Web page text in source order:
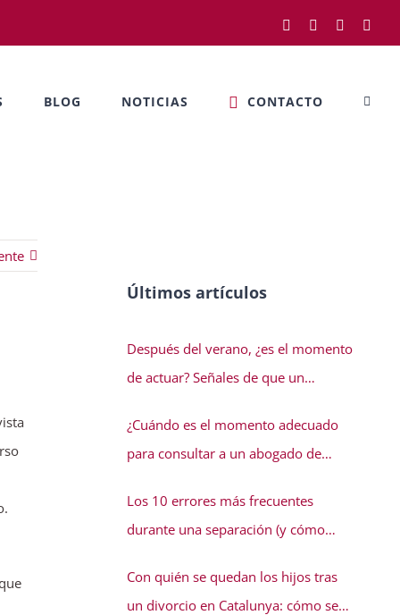
Facebook
TwitterLinkedIn
BLOG NOTICIAS CONTACTO
Últimos artículos
Después del verano, ¿es el momento
de actuar? Señales de que un
¿Cuándo es el momento adecuado
para consultar a un abogado de
Los 10 errores más frecuentes
durante una separación (y cómo
Con quién se quedan los hijos tras
un divorcio en Catalunya: cómo se